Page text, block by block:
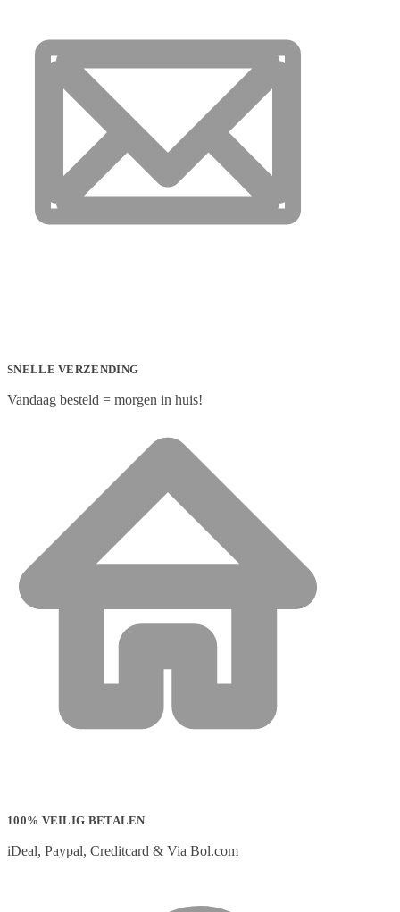
SNELLE VERZENDING
Vandaag besteld = morgen in huis!
100% VEILIG BETALEN
iDeal, Paypal, Creditcard & Via Bol.com